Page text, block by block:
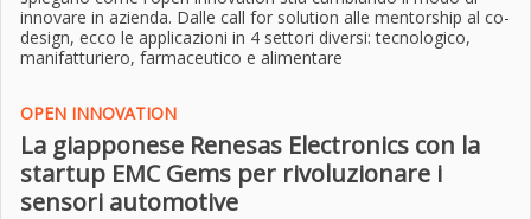
innovare in azienda. Dalle call for solution alle mentorship al co-
design, ecco le applicazioni in 4 settori diversi: tecnologico,
manifatturiero, farmaceutico e alimentare
OPEN INNOVATION
La giapponese Renesas Electronics con la
startup EMC Gems per rivoluzionare i
sensori automotive